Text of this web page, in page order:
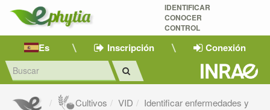
IDENTIFICAR
CONOCER
CONTROL
Es Inscripción Conexión
Cultivos VID
Identificar enfermedades y